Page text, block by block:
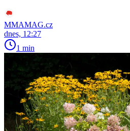
MMAMAG.cz
dnes, 12:27
1 min